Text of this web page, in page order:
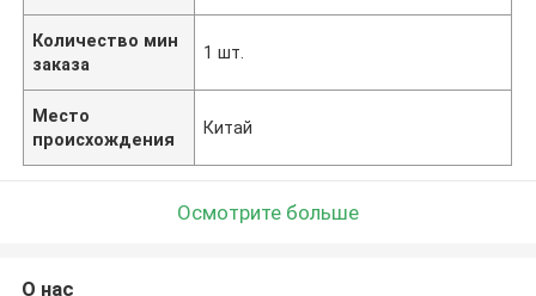
Количество мин
заказа
1 шт.
Место
происхождения
Китай
Осмотрите больше
О нас